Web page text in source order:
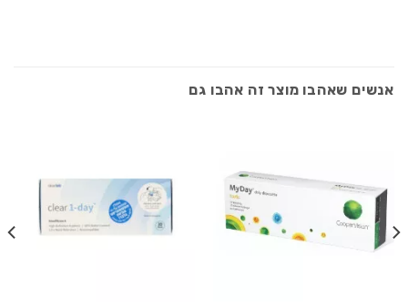
אנשים שאהבו מוצר זה אהבו גם